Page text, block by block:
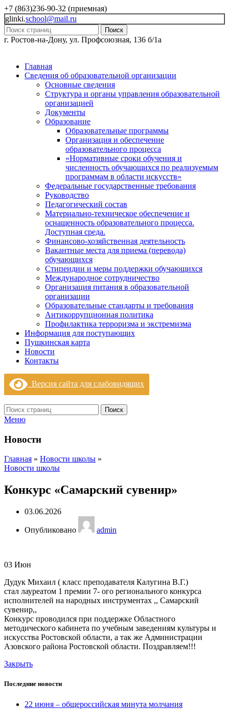
+7 (863)236-90-32 (приемная)
glinki.school@mail.ru
Поиск
г. Ростов-на-Дону, ул. Профсоюзная, 136 б/1а
Главная
Сведения об образовательной организации
Основные сведения
Структура и органы управления образовательной
организацией
Документы
Образование
Образовательные программы
Организация и обеспечение
образовательного процесса
«Нормативные сроки обучения и
численность обучающихся по реализуемым
программам в области искусств»
Федеральные государственные требования
Руководство
Педагогический состав
Материально-техническое обеспечение и
оснащенность образовательного процесса.
Доступная среда.
Финансово-хозяйственная деятельность
Вакантные места для приема (перевода)
обучающихся
Стипендии и меры поддержки обучающихся
Международное сотрудничество
Организация питания в образовательной
организации
Образовательные стандарты и требования
Антикоррупционная политика
Профилактика терроризма и экстремизма
Информация для поступающих
Пушкинская карта
Новости
Контакты
Версия сайта для слабовидящих
Поиск
Меню
Новости
Главная » Новости школы »
Новости школы
Конкурс «Самарский сувенир»
03.06.2026
Опубликовано admin
03 Июн
Дудук Михаил ( класс преподавателя Калугина В.Г.)
стал лауреатом 1 премии 7- ого регионального конкурса
исполнителей на народных инструментах ,, Самарский
сувенир,,
Конкурс проводился при поддержке Областного
методического кабинета по учебным заведениям культуры и
искусства Ростовской области, а так же Администрации
Азовского района Ростовской области. Поздравляем!!!
Закрыть
Последние новости
22 июня – общероссийская минута молчания